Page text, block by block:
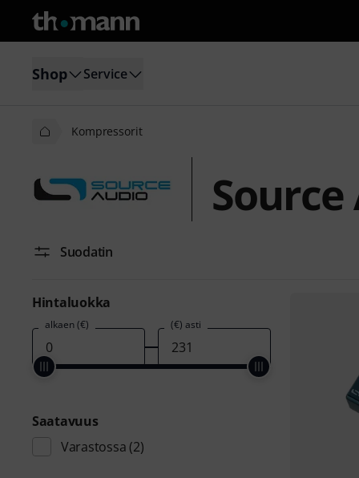
Shop Service
Kompressorit
Suodatin
Hintaluokka
alkaen (€) (€) asti
Saatavuus
Varastossa (2)